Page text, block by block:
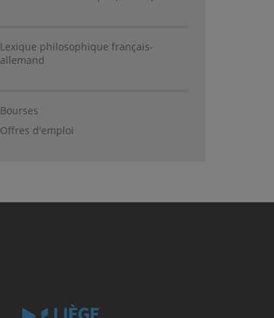
Lexique philosophique français-
allemand
Bourses
Offres d'emploi